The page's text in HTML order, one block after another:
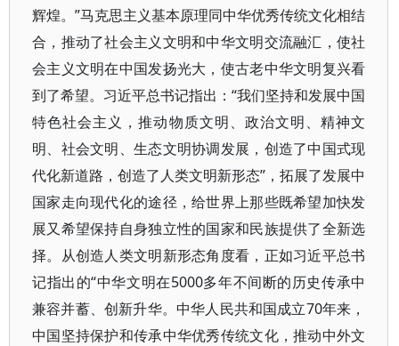
辉煌。”马克思主义基本原理同中华优秀传统文化相结
合，推动了社会主义文明和中华文明交流融汇，使社
会主义文明在中国发扬光大，使古老中华文明复兴看
到了希望。习近平总书记指出：“我们坚持和发展中国
特色社会主义，推动物质文明、政治文明、精神文
明、社会文明、生态文明协调发展，创造了中国式现
代化新道路，创造了人类文明新形态”，拓展了发展中
国家走向现代化的途径，给世界上那些既希望加快发
展又希望保持自身独立性的国家和民族提供了全新选
择。从创造人类文明新形态角度看，正如习近平总书
记指出的“中华文明在5000多年不间断的历史传承中
兼容并蓄、创新升华。中华人民共和国成立70年来，
中国坚持保护和传承中华优秀传统文化，推动中外文